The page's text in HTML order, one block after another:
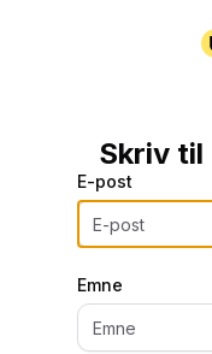
Skriv til
E-post
Emne